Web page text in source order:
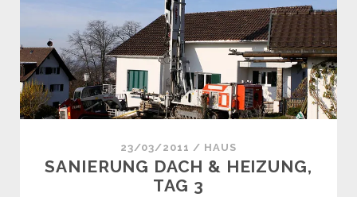
4
23/03/2011 / HAUS
SANIERUNG DACH & HEIZUNG,
TAG 3